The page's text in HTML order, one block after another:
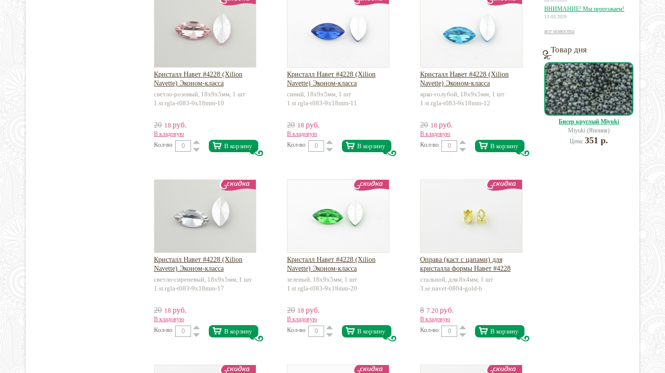
Кристалл Навет #4228 (Xilion
Navette) Эконом-класса
светло-розовый, 18х9х5мм, 1 шт
1.st.rgla-t083-9x18mm-10
20 18 руб.
В кладовую
Кол-во В корзину
Кристалл Навет #4228 (Xilion
Navette) Эконом-класса
синий, 18х9х5мм, 1 шт
1.st.rgla-t083-9x18mm-11
20 18 руб.
В кладовую
Кол-во В корзину
Кристалл Навет #4228 (Xilion
Navette) Эконом-класса
ярко-голубой, 18х9х5мм, 1 шт
1.st.rgla-t083-9x18mm-12
20 18 руб.
В кладовую
Кол-во В корзину
Кристалл Навет #4228 (Xilion
Navette) Эконом-класса
светло-сиреневый, 18х9х5мм, 1 шт
1.st.rgla-t083-9x18mm-17
20 18 руб.
В кладовую
Кол-во В корзину
Кристалл Навет #4228 (Xilion
Navette) Эконом-класса
зеленый, 18х9х5мм, 1 шт
1.st.rgla-t083-9x18mm-20
20 18 руб.
В кладовую
Кол-во В корзину
Оправа (каст с цапами) для
кристалла формы Навет #4228
Navette
стальной, для 8х4мм, 1 шт
3.se.navet-0804-gold-b
8 7.20 руб.
В кладовую
Кол-во В корзину
ВНИМАНИЕ! Мы переезжаем!
13.03.2026
все новости
Товар дня
Бисер круглый Miyuki
Miyuki (Япония)
Цена: 351 р.